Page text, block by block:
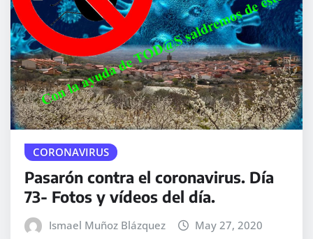
CORONAVIRUS
Pasarón contra el coronavirus. Día
73- Fotos y vídeos del día.
Ismael Muñoz Blázquez May 27, 2020